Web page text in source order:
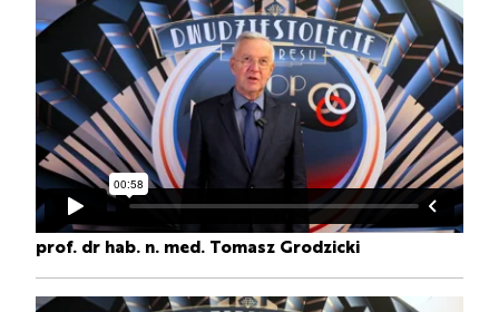
prof. dr hab. n. med. Tomasz Grodzicki